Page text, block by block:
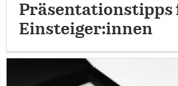
Präsentationstipps
Einsteiger:innen